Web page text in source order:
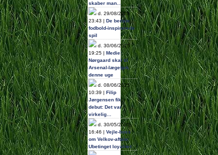
skaber man…
d. 29/08/2025
23:43 | De bedste
fodbold-inspirerede
spil
d. 30/06/2025
19:25 | Medie:
Nørgaard skal til
Arsenal-lægetjek
denne uge
d. 08/06/2025
10:39 | Filip
Jørgensen fik
debut: Det var
virkelig…
d. 30/05/2025
16:46 | Vejle-boss
om Velkov-aftale:
Ubetinget loyalitet